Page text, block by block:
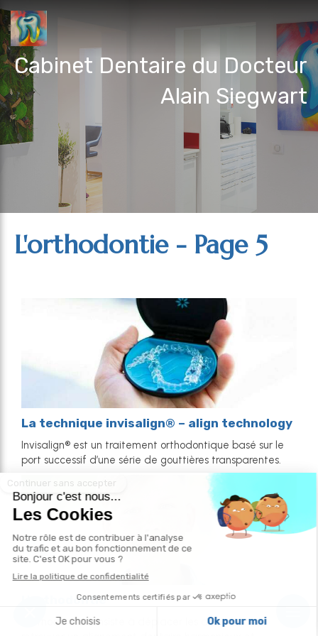
Cabinet Dentaire du Docteur
Alain Siegwart
L'orthodontie - Page 5
La technique invisalign® – align technology
Invisalign® est un traitement orthodontique basé sur le
port successif d’une série de gouttières transparentes.
L'orthodontie
L’orthodontie consiste à déplacer les dents afin de